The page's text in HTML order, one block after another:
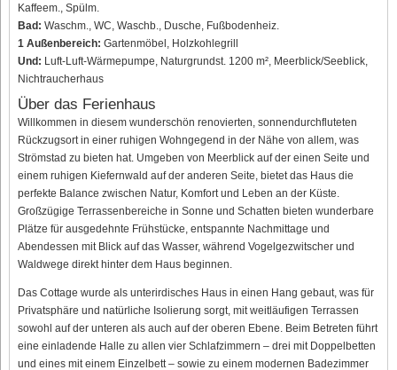
Kaffeem., Spülm.
Bad: Waschm., WC, Waschb., Dusche, Fußbodenheiz.
1 Außenbereich: Gartenmöbel, Holzkohlegrill
Und: Luft-Luft-Wärmepumpe, Naturgrundst. 1200 m², Meerblick/Seeblick,
Nichtraucherhaus
Über das Ferienhaus
Willkommen in diesem wunderschön renovierten, sonnendurchfluteten
Rückzugsort in einer ruhigen Wohngegend in der Nähe von allem, was
Strömstad zu bieten hat. Umgeben von Meerblick auf der einen Seite und
einem ruhigen Kiefernwald auf der anderen Seite, bietet das Haus die
perfekte Balance zwischen Natur, Komfort und Leben an der Küste.
Großzügige Terrassenbereiche in Sonne und Schatten bieten wunderbare
Plätze für ausgedehnte Frühstücke, entspannte Nachmittage und
Abendessen mit Blick auf das Wasser, während Vogelgezwitscher und
Waldwege direkt hinter dem Haus beginnen.
Das Cottage wurde als unterirdisches Haus in einen Hang gebaut, was für
Privatsphäre und natürliche Isolierung sorgt, mit weitläufigen Terrassen
sowohl auf der unteren als auch auf der oberen Ebene. Beim Betreten führt
eine einladende Halle zu allen vier Schlafzimmern – drei mit Doppelbetten
und eines mit einem Einzelbett – sowie zu einem modernen Badezimmer